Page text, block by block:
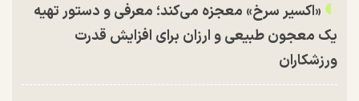
«اکسیر سرخ» معجزه می‌کند؛ معرفی و دستور تهیه
یک معجون طبیعی و ارزان برای افزایش قدرت
ورزشکاران